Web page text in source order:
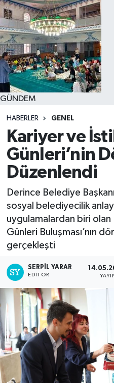
GÜNDEM
HABERLER GENEL
Kariyer ve
Günleri’nin
Düzenlendi
Derince Belediye
sosyal belediyecilik
uygulamalardan biri
Günleri Buluşması’nın
gerçekleşti
SERPİL YARAR
EDITÖR